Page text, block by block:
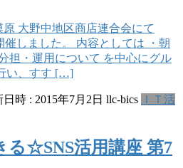
原 大野中地区商店連合会にて
催しました。 内容としては ・朝
担・運用について を中心にグル
い、すす […]
日時 : 2015年7月2日 llc-bics
ＩＴ活
る☆SNS活用講座 第7